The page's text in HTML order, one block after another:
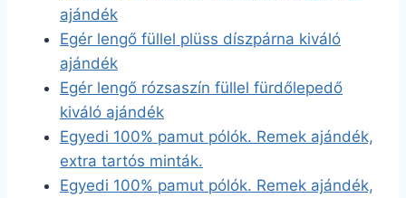
ajándék
Egér lengő füllel plüss díszpárna kiváló
ajándék
Egér lengő rózsaszín füllel fürdőlepedő
kiváló ajándék
Egyedi 100% pamut pólók. Remek ajándék,
extra tartós minták.
Egyedi 100% pamut pólók. Remek ajándék,